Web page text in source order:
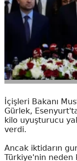
İçişleri Bakanı
Gürlek,
kilo uyuşturucu
verdi.
Ancak iktidarın
Türkiye'nin